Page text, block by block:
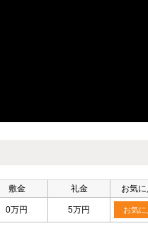
敷金 礼金 お気に
0万円 5万円 お気に